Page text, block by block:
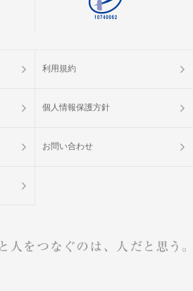
※システム障害等により、パーティー
ツール「スマホdeパーティー」が使用
がございます。予めご了承ください。
参加人数や会場の都合により、やむを
90分前までに、ご登録の連絡先へ
額のキャンセル料が発生します。
利用規約
個人情報保護方針
お問い合わせ